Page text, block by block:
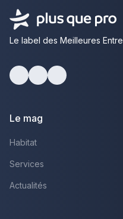
Le label des Meilleures
Le mag
Habitat
Services
Actualités